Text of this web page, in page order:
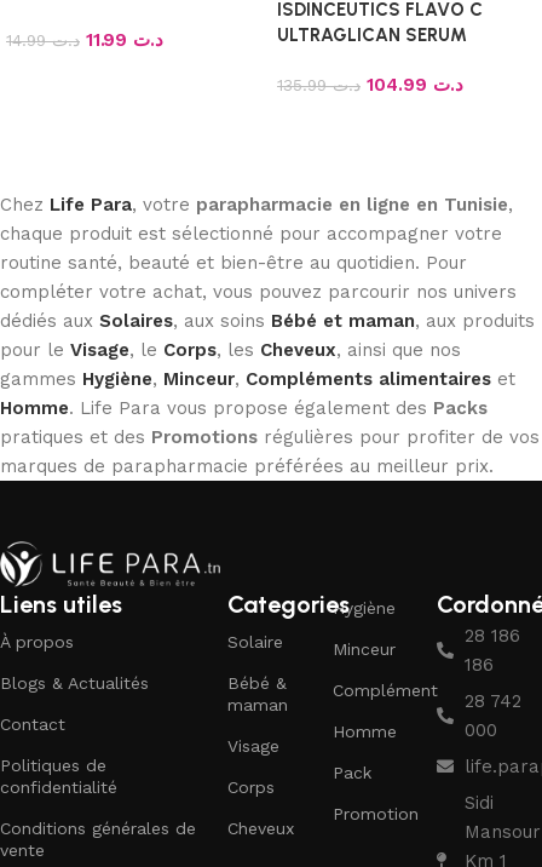
د.ت14.99 د.ت
ISDINCEUTICS FLAVO C
ULTRAGLICAN SERUM
UNIDOSES DE 2ML
د.ت135.99 د.ت
Chez Life Para, votre parapharmacie en ligne en Tunisie,
chaque produit est sélectionné pour accompagner votre
routine santé, beauté et bien-être au quotidien. Pour
compléter votre achat, vous pouvez parcourir nos univers
dédiés aux Solaires, aux soins Bébé et maman, aux produits
pour le Visage, le Corps, les Cheveux, ainsi que nos
gammes Hygiène, Minceur, Compléments alimentaires et
Homme. Life Para vous propose également des Packs
pratiques et des Promotions régulières pour profiter de vos
marques de parapharmacie préférées au meilleur prix.
Liens utiles
À propos
Blogs & Actualités
Contact
Politiques de
confidentialité
Conditions générales de
vente
Categories
Solaire
Bébé &
maman
Visage
Corps
Cheveux
Hygiène
Minceur
Complément
Homme
Pack
Promotion
28 186
186
28 742
000
Sidi
Mansour
Km 1